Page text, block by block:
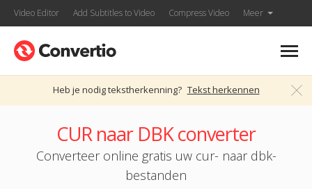
Video Editor Add Subtitles to Video Compress Video Meer
Heb je nodig tekstherkenning? Tekst herkennen
CUR naar DBK converter
Converteer online gratis uw cur- naar dbk-
bestanden